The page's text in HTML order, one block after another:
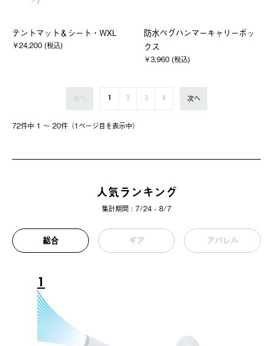
テントマット＆シート・WXL
￥24,200 (税込)
防水ペグハンマーキャリーボッ
クス
￥3,960 (税込)
72件中 1 〜 20件（1ページ⽬を表⽰中）
前へ 1 2 3 4 次へ
人気ランキング
集計期間 : 7/24 - 8/7
総合 ギア アパレル
1